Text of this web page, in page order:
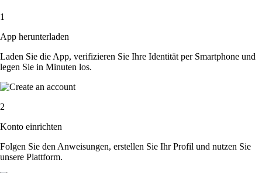
1
App herunterladen
Laden Sie die App, verifizieren Sie Ihre Identität per Smartphone und
legen Sie in Minuten los.
2
Konto einrichten
Folgen Sie den Anweisungen, erstellen Sie Ihr Profil und nutzen Sie
unsere Plattform.